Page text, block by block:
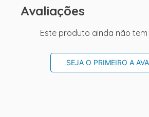
Avaliações
Este produto ainda não
SEJA O PRIMEIRO A